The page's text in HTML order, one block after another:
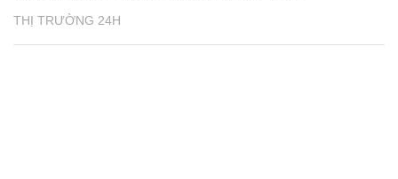
THỊ TRƯỜNG 24H